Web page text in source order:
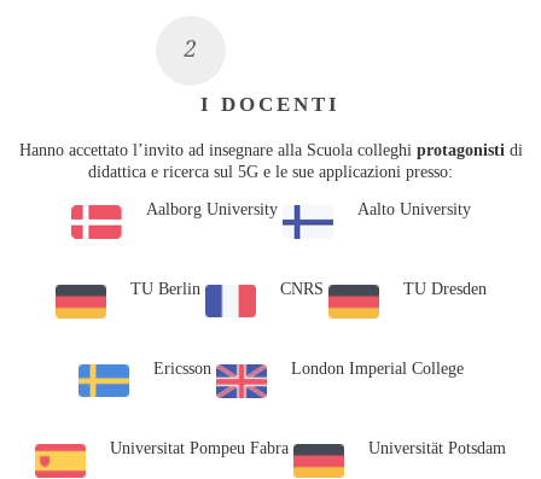
I DOCENTI
Hanno accettato l’invito ad insegnare alla Scuola colleghi protagonisti di
didattica e ricerca sul 5G e le sue applicazioni presso:
Aalborg University Aalto University
TU Berlin CNRS TU Dresden
Ericsson London Imperial College
Universitat Pompeu Fabra Universität Potsdam